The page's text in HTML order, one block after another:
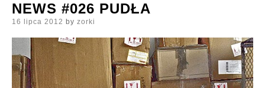
NEWS #026 PUDŁA
Posted
16 lipca 2012 by zorki